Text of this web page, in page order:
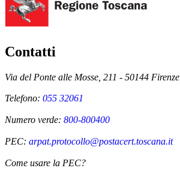
Contatti
Via del Ponte alle Mosse, 211 - 50144 Firenze
Telefono: 055 32061
Numero verde: 800-800400
PEC: arpat.protocollo@postacert.toscana.it
Come usare la PEC?